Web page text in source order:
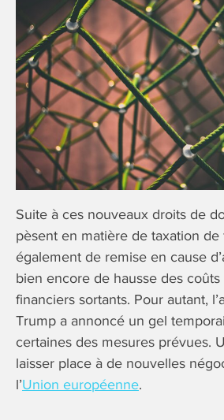
Suite à ces nouveaux droits de
pèsent en matière de taxation de
également de remise en cause
bien encore de hausse des
financiers sortants. Pour autant,
Trump a annoncé un gel
certaines des mesures prévues.
laisser place à de nouvelles
l’Union européenne.